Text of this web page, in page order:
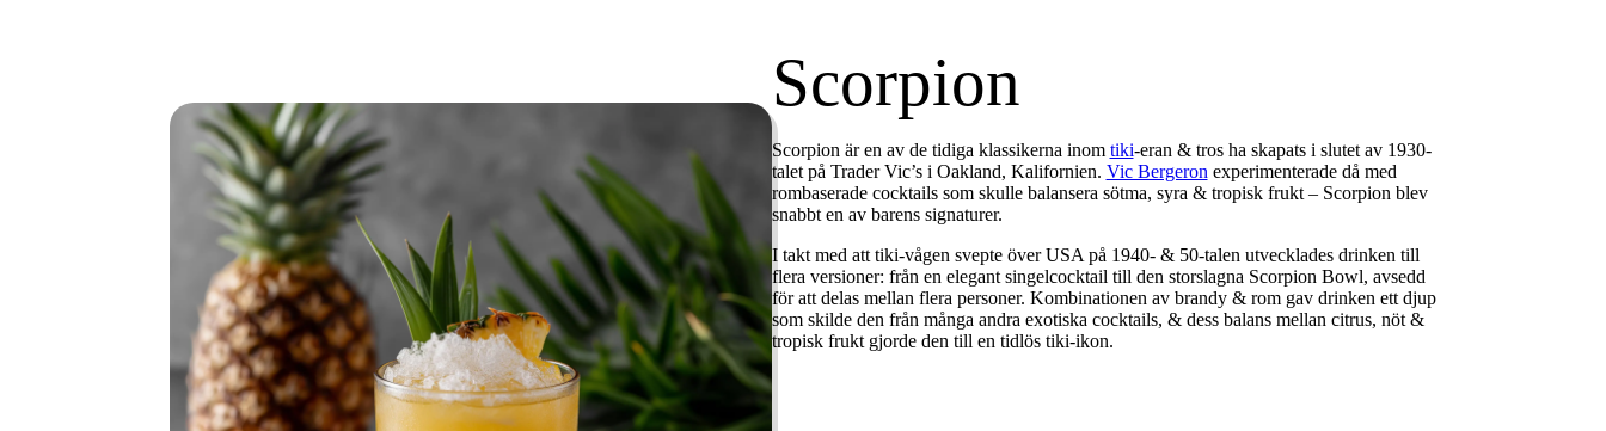
Scorpion
Scorpion är en av de tidiga klassikerna inom tiki-eran & tros ha skapats i slutet av 1930-
talet på TraderVic’si Oakland, Kalifornien. Vic Bergeron experimenterade då med
rombaserade cocktails som skulle balansera sötma, syra & tropisk frukt – Scorpion blev
snabbt en av barens signaturer.
I takt med att tiki-vågen svepte över USA på 1940- & 50-talen utvecklades drinken till
flera versioner: från en elegant singelcocktail till den storslagna Scorpion Bowl, avsedd
för att delas mellan flera personer. Kombinationen av brandy & rom gav drinken ett djup
som skilde den från många andra exotiska cocktails, & dess balans mellan citrus, nöt &
tropisk frukt gjorde den till en tidlös tiki-ikon.